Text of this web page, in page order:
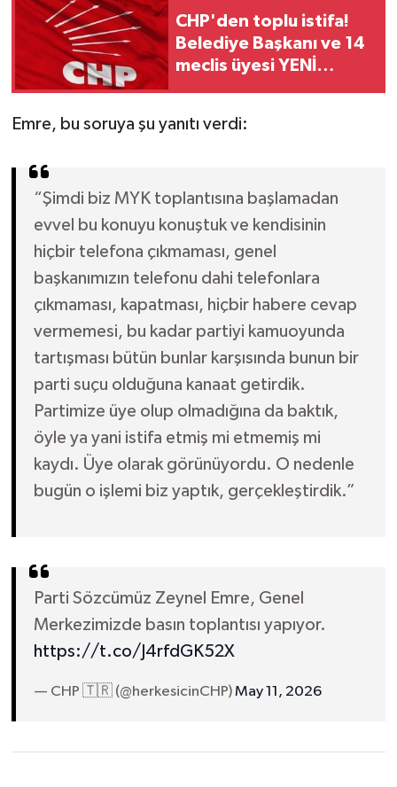
CHP'den toplu istifa!
Belediye Başkanı ve 14
meclis üyesi YENİ
Emre, bu soruya şu yanıtı verdi:
“Şimdi biz MYK toplantısına başlamadan
evvel bu konuyu konuştuk ve kendisinin
hiçbir telefona çıkmaması, genel
başkanımızın telefonu dahi telefonlara
çıkmaması, kapatması, hiçbir habere cevap
vermemesi, bu kadar partiyi kamuoyunda
tartışması bütün bunlar karşısında bunun bir
parti suçu olduğuna kanaat getirdik.
Partimize üye olup olmadığına da baktık,
öyle ya yani istifa etmiş mi etmemiş mi
kaydı. Üye olarak görünüyordu. O nedenle
bugün o işlemi biz yaptık, gerçekleştirdik.”
Parti Sözcümüz Zeynel Emre, Genel
Merkezimizde basın toplantısı yapıyor.
https://t.co/J4rfdGK52X
— CHP 🇹🇷 (@herkesicinCHP)May 11, 2026